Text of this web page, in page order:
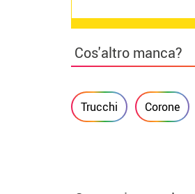
Cos'altro manca?
Trucchi Corone